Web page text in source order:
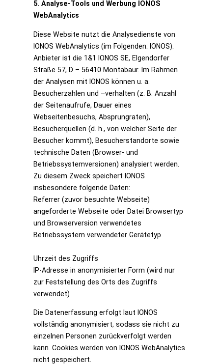
5. Analyse-Tools und Werbung IONOS
WebAnalytics
Diese Website nutzt die Analysedienste von
IONOS WebAnalytics (im Folgenden: IONOS).
Anbieter ist die 1&1 IONOS SE, Elgendorfer
Straße 57, D – 56410 Montabaur. Im Rahmen
der Analysen mit IONOS können u. a.
Besucherzahlen und –verhalten (z. B. Anzahl
der Seitenaufrufe, Dauer eines
Webseitenbesuchs, Absprungraten),
Besucherquellen (d. h., von welcher Seite der
Besucher kommt), Besucherstandorte sowie
technische Daten (Browser- und
Betriebssystemversionen) analysiert werden.
Zu diesem Zweck speichert IONOS
insbesondere folgende Daten:
Referrer (zuvor besuchte Webseite)
angeforderte Webseite oder Datei Browsertyp
und Browserversion verwendetes
Betriebssystem verwendeter Gerätetyp
Uhrzeit des Zugriffs
IP-Adresse in anonymisierter Form (wird nur
zur Feststellung des Orts des Zugriffs
verwendet)
Die Datenerfassung erfolgt laut IONOS
vollständig anonymisiert, sodass sie nicht zu
einzelnen Personen zurückverfolgt werden
kann. Cookies werden von IONOS WebAnalytics
nicht gespeichert.